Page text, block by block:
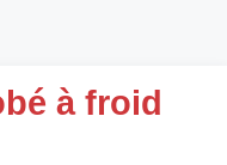
à froid